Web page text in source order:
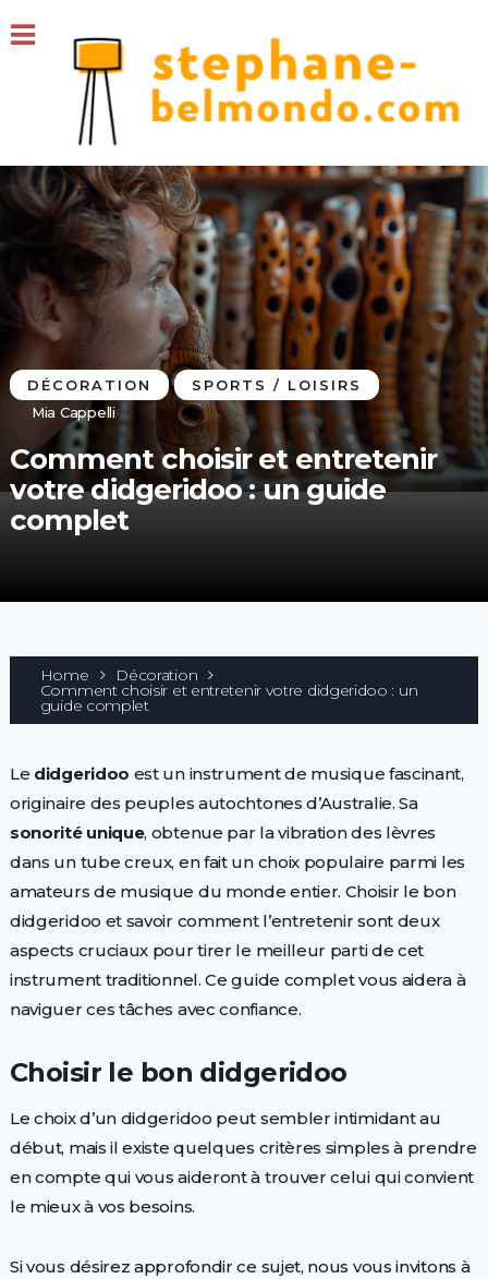
DÉCORATION
SPORTS / LOISIRS
Mia Cappelli
Comment choisir et entretenir
votre didgeridoo : un guide
complet
Home Décoration
Comment choisir et entretenir votre didgeridoo : un
guide complet
Le didgeridoo est un instrument de musique fascinant,
originaire des peuples autochtones d’Australie. Sa
sonorité unique, obtenue par la vibration des lèvres
dans un tube creux, en fait un choix populaire parmi les
amateurs de musique du monde entier. Choisir le bon
didgeridoo et savoir comment l’entretenir sont deux
aspects cruciaux pour tirer le meilleur parti de cet
instrument traditionnel. Ce guide complet vous aidera à
naviguer ces tâches avec confiance.
Choisir le bon didgeridoo
Le choix d’un didgeridoo peut sembler intimidant au
début, mais il existe quelques critères simples à prendre
en compte qui vous aideront à trouver celui qui convient
le mieux à vos besoins.
Si vous désirez approfondir ce sujet, nous vous invitons à